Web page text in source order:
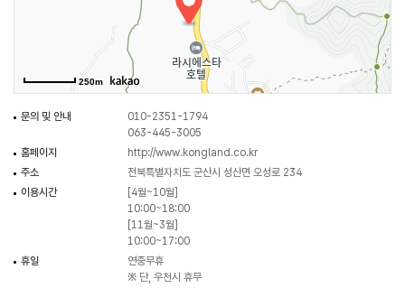
250m
문의 및 안내
010-2351-1794
063-445-3005
홈페이지
http://www.kongland.co.kr
주소
전북특별자치도 군산시 성산면 오성로 234
이용시간
[4월~10월]
10:00~18:00
[11월~3월]
10:00~17:00
휴일
연중무휴
※ 단, 우천시 휴무